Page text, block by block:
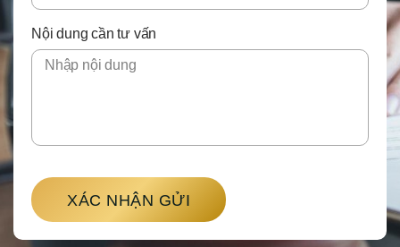
Nội dung cần tư vấn
XÁC NHẬN GỬI